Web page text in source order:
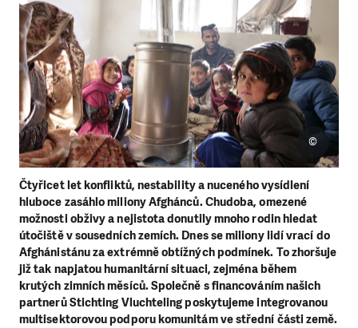
Čtyřicet let konfliktů, nestability a nuceného vysídlení
hluboce zasáhlo miliony Afghánců. Chudoba, omezené
možnosti obživy a nejistota donutily mnoho rodin hledat
útočiště v sousedních zemích. Dnes se miliony lidí vrací do
Afghánistánu za extrémně obtížných podmínek. To zhoršuje
již tak napjatou humanitární situaci, zejména během
krutých zimních měsíců. Společně s financováním našich
partnerů Stichting Vluchteling poskytujeme integrovanou
multisektorovou podporu komunitám ve střední části země.
©